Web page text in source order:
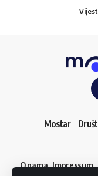
Mostar
O nama Impressum